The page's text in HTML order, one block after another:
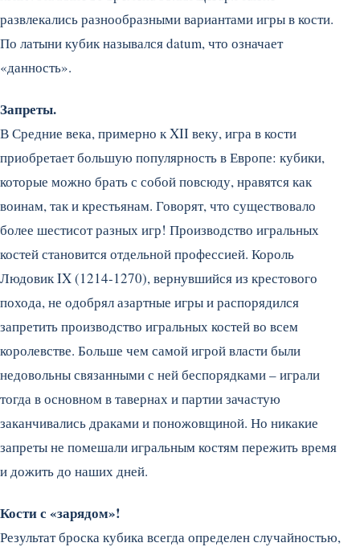
развлекались разнообразными вариантами игры в кости.
По латыни кубик назывался datum, что означает
«данность».
Запреты.
В Средние века, примерно к XII веку, игра в кости
приобретает большую популярность в Европе: кубики,
которые можно брать с собой повсюду, нравятся как
воинам, так и крестьянам. Говорят, что существовало
более шестисот разных игр! Производство игральных
костей становится отдельной профессией. Король
Людовик IX (1214-1270), вернувшийся из крестового
похода, не одобрял азартные игры и распорядился
запретить производство игральных костей во всем
королевстве. Больше чем самой игрой власти были
недовольны связанными с ней беспорядками – играли
тогда в основном в тавернах и партии зачастую
заканчивались драками и поножовщиной. Но никакие
запреты не помешали игральным костям пережить время
и дожить до наших дней.
Кости с «зарядом»!
Результат броска кубика всегда определен случайностью,